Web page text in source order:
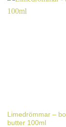
Limedrömmar –
butter 100ml